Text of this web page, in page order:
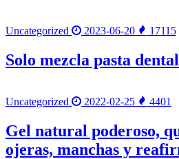
Uncategorized 2023-06-20 17115
Solo mezcla pasta
Uncategorized 2022-02-25 4401
Gel natural poderoso,
ojeras, manchas y